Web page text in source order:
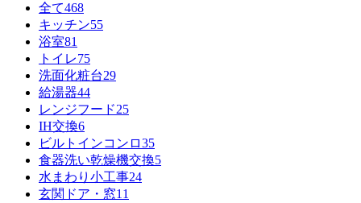
全て468
キッチン55
浴室81
トイレ75
洗面化粧台29
給湯器44
レンジフード25
IH交換6
ビルトインコンロ35
食器洗い乾燥機交換5
水まわり小工事24
玄関ドア・窓11